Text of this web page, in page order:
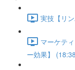
実技【リ
マーケテ
ー効果】